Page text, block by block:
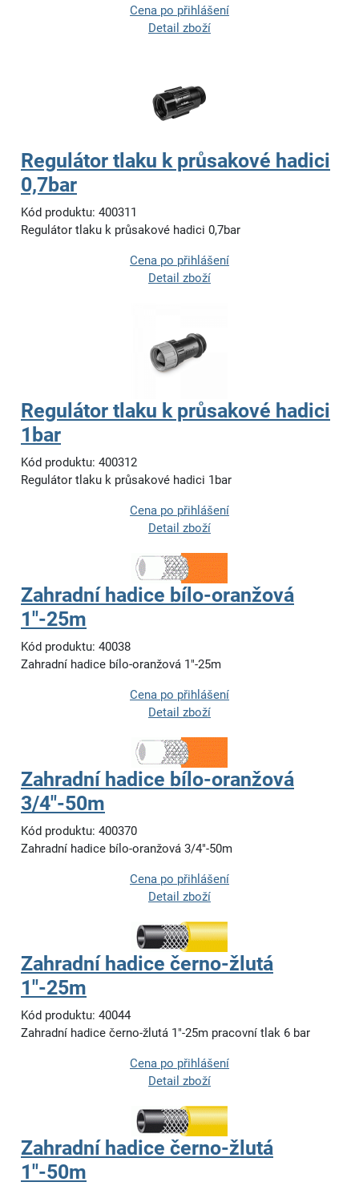
Cena po přihlášení
Detail zboží
Regulátor tlaku k průsakové hadici
0,7bar
Kód produktu: 400311
Regulátor tlaku k průsakové hadici 0,7bar
Cena po přihlášení
Detail zboží
Regulátor tlaku k průsakové hadici
1bar
Kód produktu: 400312
Regulátor tlaku k průsakové hadici 1bar
Cena po přihlášení
Detail zboží
Zahradní hadice bílo-oranžová
1"-25m
Kód produktu: 40038
Zahradní hadice bílo-oranžová 1"-25m
Cena po přihlášení
Detail zboží
Zahradní hadice bílo-oranžová
3/4"-50m
Kód produktu: 400370
Zahradní hadice bílo-oranžová 3/4"-50m
Cena po přihlášení
Detail zboží
Zahradní hadice černo-žlutá
1"-25m
Kód produktu: 40044
Zahradní hadice černo-žlutá 1"-25m pracovní tlak 6 bar
Cena po přihlášení
Detail zboží
Zahradní hadice černo-žlutá
1"-50m